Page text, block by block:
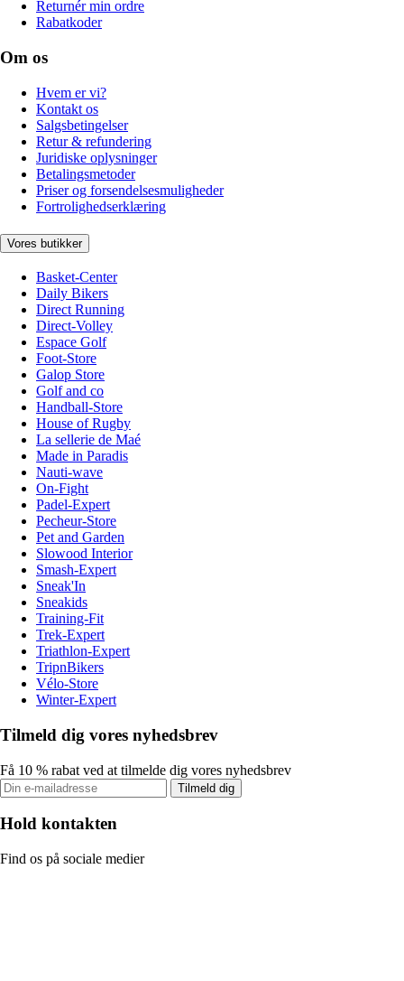
Returnér min ordre
Rabatkoder
Om os
Hvem er vi?
Kontakt os
Salgsbetingelser
Retur & refundering
Juridiske oplysninger
Betalingsmetoder
Priser og forsendelsesmuligheder
Fortrolighedserklæring
Vores butikker
Basket-Center
Daily Bikers
Direct Running
Direct-Volley
Espace Golf
Foot-Store
Galop Store
Golf and co
Handball-Store
House of Rugby
La sellerie de Maé
Made in Paradis
Nauti-wave
On-Fight
Padel-Expert
Pecheur-Store
Pet and Garden
Slowood Interior
Smash-Expert
Sneak'In
Sneakids
Training-Fit
Trek-Expert
Triathlon-Expert
TripnBikers
Vélo-Store
Winter-Expert
Tilmeld dig vores nyhedsbrev
Få 10 % rabat ved at tilmelde dig vores nyhedsbrev
Tilmeld dig
Hold kontakten
Find os på sociale medier